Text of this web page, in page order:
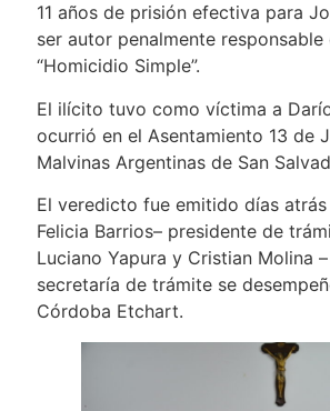
11 años de prisión efectiva para
ser autor penalmente
“Homicidio Simple”.
El ilícito tuvo como víctima a
ocurrió en el Asentamiento 13 de
Malvinas Argentinas de San
El veredicto fue emitido días
Felicia Barrios– presidente de
Luciano Yapura y Cristian Molina
secretaría de trámite se
Córdoba Etchart.